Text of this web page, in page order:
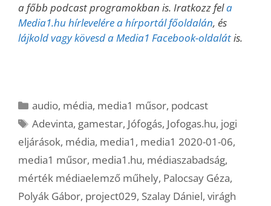
a főbb podcast programokban is. Iratkozz fela
Media1.hu hírlevelére a hírportál főoldalán, és
lájkold vagy kövesd a Media1 Facebook-oldalátis.
Kategória
audio, média, media1 műsor, podcast
Címkék
Adevinta, gamestar, Jófogás, Jofogas.hu, jogi
eljárások, média, media1 , media1 2020-01-06,
media1 műsor, media1.hu, médiaszabadság,
mérték médiaelemző műhely, Palocsay Géza,
Polyák Gábor, project029, Szalay Dániel, virágh